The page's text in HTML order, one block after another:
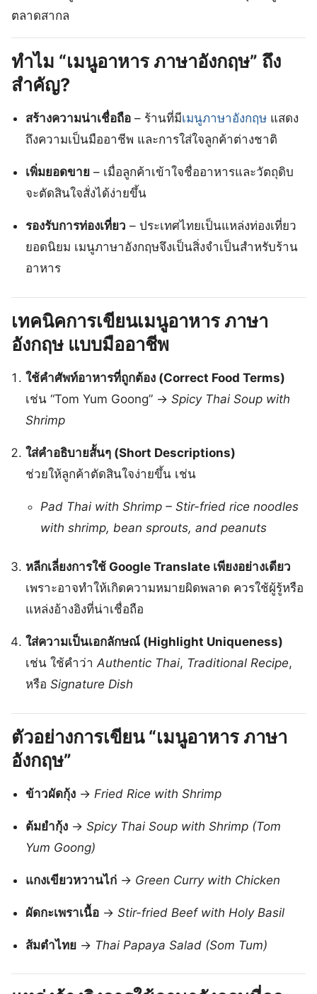
ตลาดสากล
ทำไม “เมนูอาหาร ภาษาอังกฤษ” ถึง
สำคัญ?
สร้างความน่าเชื่อถือ – ร้านที่มีเมนูภาษาอังกฤษ แสดง
ถึงความเป็นมืออาชีพ และการใส่ใจลูกค้าต่างชาติ
เพิ่มยอดขาย – เมื่อลูกค้าเข้าใจชื่ออาหารและวัตถุดิบ
จะตัดสินใจสั่งได้ง่ายขึ้น
รองรับการท่องเที่ยว – ประเทศไทยเป็นแหล่งท่องเที่ยว
ยอดนิยม เมนูภาษาอังกฤษจึงเป็นสิ่งจำเป็นสำหรับร้าน
อาหาร
เทคนิคการเขียนเมนูอาหาร ภาษา
อังกฤษ แบบมืออาชีพ
ใช้คำศัพท์อาหารที่ถูกต้อง (Correct Food Terms)
เช่น “Tom Yum Goong” →Spicy Thai Soup with
Shrimp
ใส่คำอธิบายสั้นๆ (Short Descriptions)
ช่วยให้ลูกค้าตัดสินใจง่ายขึ้น เช่น
Pad Thai with Shrimp – Stir-fried rice noodles
with shrimp, bean sprouts, and peanuts
หลีกเลี่ยงการใช้ Google Translate เพียงอย่างเดียว
เพราะอาจทำให้เกิดความหมายผิดพลาด ควรใช้ผู้รู้หรือ
แหล่งอ้างอิงที่น่าเชื่อถือ
ใส่ความเป็นเอกลักษณ์ (Highlight Uniqueness)
เช่น ใช้คำว่าAuthentic Thai, Traditional Recipe,
หรือSignature Dish
ตัวอย่างการเขียน “เมนูอาหาร ภาษา
อังกฤษ”
ข้าวผัดกุ้ง → Fried Rice with Shrimp
ต้มยำกุ้ง →Spicy Thai Soup with Shrimp (Tom
Yum Goong)
แกงเขียวหวานไก่ → Green Curry with Chicken
ผัดกะเพราเนื้อ →Stir-fried Beef with Holy Basil
ส้มตำไทย → Thai Papaya Salad (Som Tum)